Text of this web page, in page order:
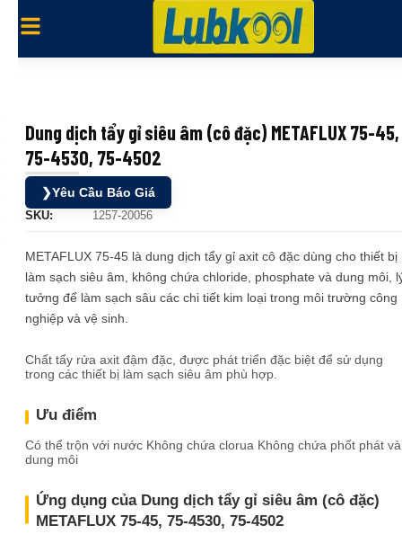
Dung dịch tẩy gỉ siêu âm (cô đặc) METAFLUX 75-45,
75-4530, 75-4502
❯Yêu Cầu Báo Giá
SKU: 1257-20056
METAFLUX 75-45 là dung dịch tẩy gỉ axit cô đặc dùng cho thiết bị
làm sạch siêu âm, không chứa chloride, phosphate và dung môi,
tưởng để làm sạch sâu các chi tiết kim loại trong môi trường công
nghiệp và vệ sinh.
Chất tẩy rửa axit đậm đặc, được phát triển đặc biệt để sử dụng
trong các thiết bị làm sạch siêu âm phù hợp.
Ưu điểm
Có thể trộn với nước Không chứa clorua Không chứa phốt phát và
dung môi
Ứng dụng của Dung dịch tẩy gỉ siêu âm (cô đặc)
METAFLUX 75-45, 75-4530, 75-4502